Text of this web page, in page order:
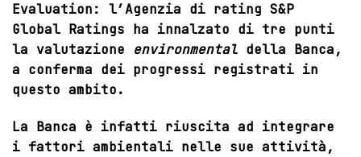
Evaluation: l’Agenzia di rating S&P
Global Ratings ha innalzato di tre punti
la valutazione environmental della Banca,
a conferma dei progressi registrati in
questo ambito.
La Banca è infatti riuscita ad integrare
i fattori ambientali nelle sue attività,